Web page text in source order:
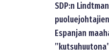
SDP:n
Espanjan